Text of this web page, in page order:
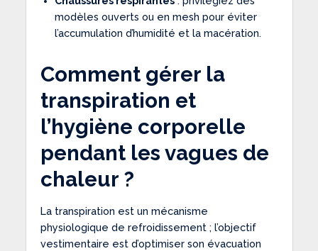
modèles ouverts ou en mesh pour éviter
l’accumulation d’humidité et la macération.
Comment gérer la
transpiration et
l’hygiène corporelle
pendant les vagues de
chaleur ?
La transpiration est un mécanisme
physiologique de refroidissement ; l’objectif
vestimentaire est d’optimiser son évacuation